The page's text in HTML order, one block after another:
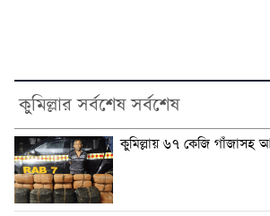
কুমিল্লার সর্বশেষ সর্বশেষ
কুমিল্লায় ৬৭ কেজি গাঁজাসহ